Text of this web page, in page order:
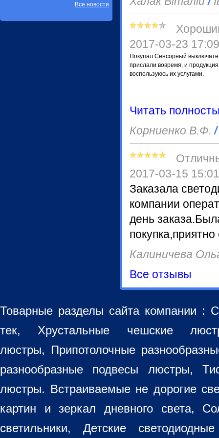
2017-03-23 17:09
Покупал Сенсорный
прислали вовремя, и
воспользуюсь их услугами.
Читать
Корниенко В.Ф./
2017-03-15 15:01
Заказала
компании
день
Калиничева
Все отзывы
Все новости
Товарные разделы сайта компании :
тек, Хрустальные чешские
люстры, Припотолочные
разнообразные подвесы люстры,
люстры. Встраиваемые не дорогие
картин и зеркал дневного света,
светильники, Детские